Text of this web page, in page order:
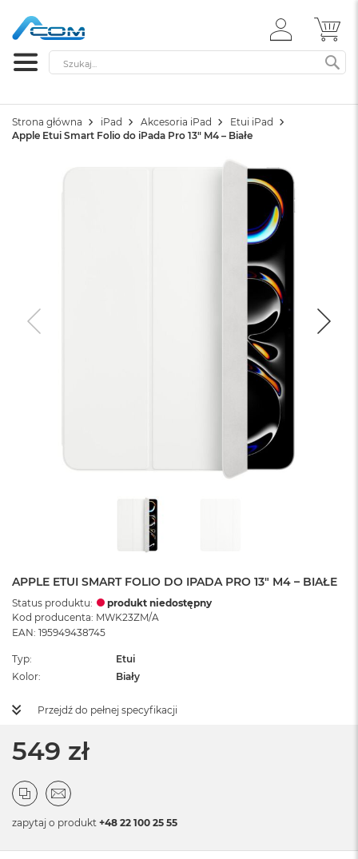
ZALOGUJ
SIĘ
Szukaj
Strona główna iPad Akcesoria iPad
Etui iPad
Apple Etui Smart Folio do iPada Pro 13" M4 – Białe
APPLE ETUI SMART FOLIO DO IPADA PRO 13" M4 – BIAŁE
Status produktu:
produkt niedostępny
Kod producenta: MWK23ZM/A
EAN: 195949438745
Typ
Etui
Kolor
Biały
Przejdź do pełnej specyfikacji
549 zł
zapytaj o produkt +48 22 100 25 55